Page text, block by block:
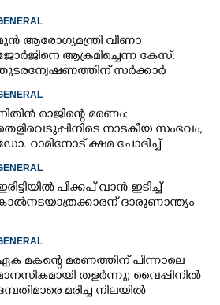
ആരോഗ്യമന്ത്രി വീണാ
ആക്രമിച്ചെന്ന കേസ്:
സർക്കാർ
രാജിന്റെ മരണം:
നാടകീയ സംഭവം,
റാമിനോട് ക്ഷമ ചോദിച്ച്
പിക്കപ് വാൻ ഇടിച്ച്
ദാരുണാന്ത്യം
മകന്റെ മരണത്തിന് പിന്നാലെ
തളർന്നു; വൈപ്പിനിൽ
മരിച്ച നിലയിൽ